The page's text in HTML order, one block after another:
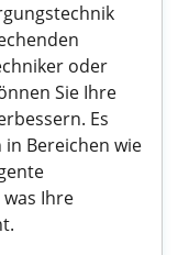
oder
Sie Ihre
Es
Bereichen wie
Ihre